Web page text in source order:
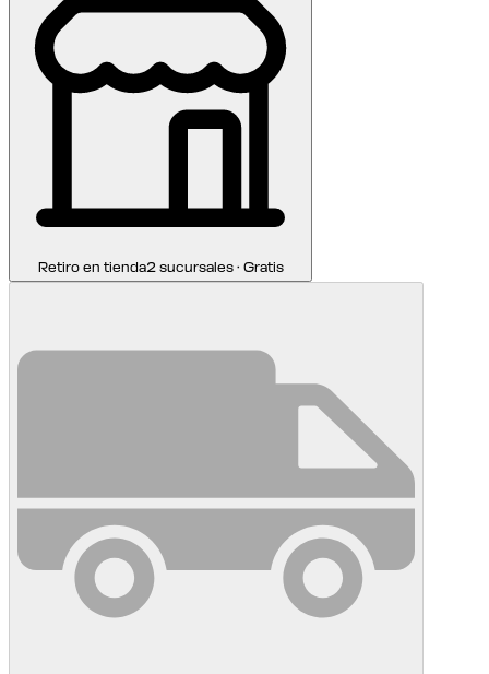
Retiro en tienda2 sucursales · Gratis